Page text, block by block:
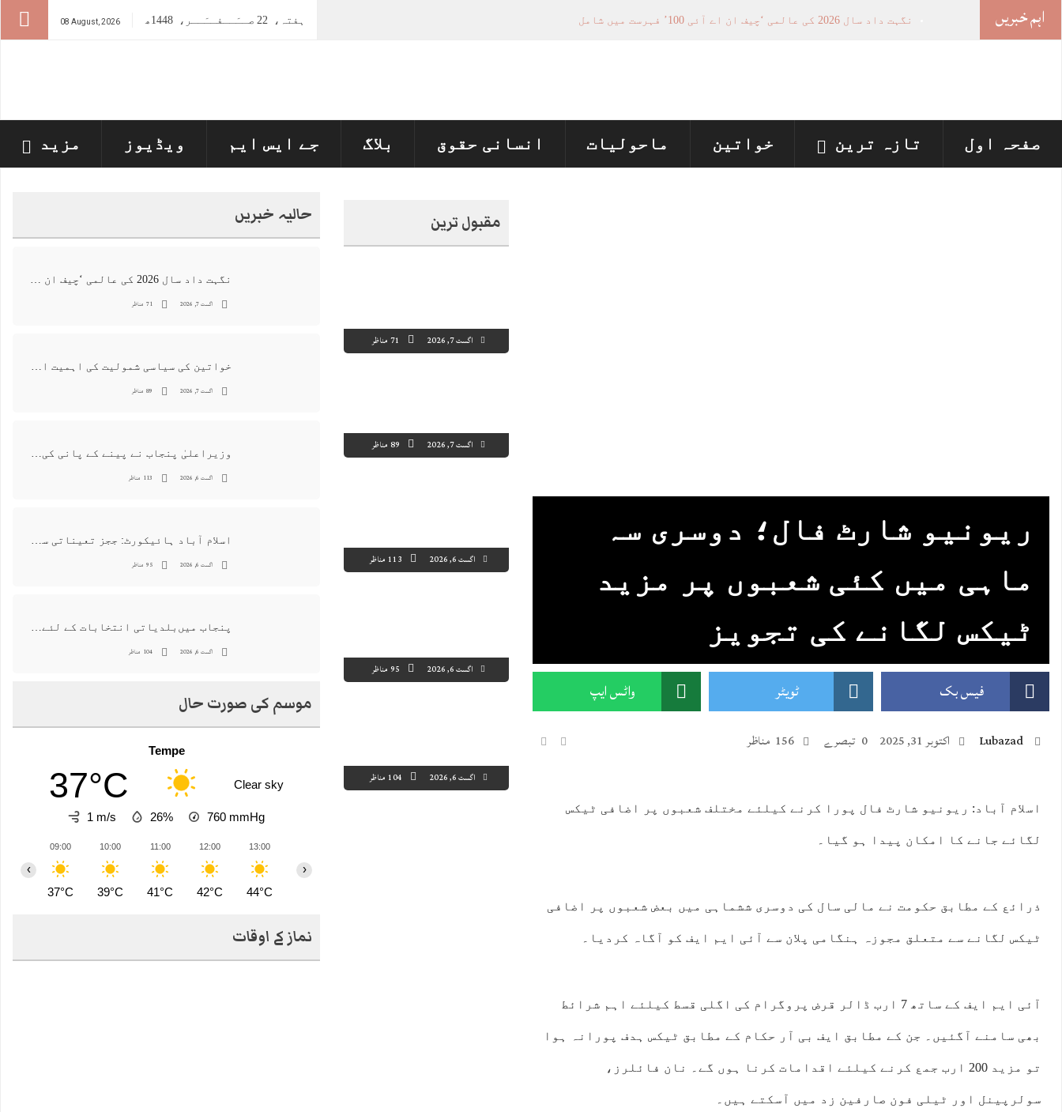
08 August, 2026 ہفتہ، 22 صــَــفــَــر، 1448ھ اہم خبریں نگہت داد سال 2026 کی عالمی ‘چیف ان اے آئی 100’ فہرست میں شامل
پنجاب میں‌بلدیاتی انتخابات کے لئے 12 ارب روپے سے زائد مختص کرنے کی منظوری
صفحہ اول تازہ ترین خواتین ماحولیات انسانی حقوق بلاگ جے ایس ایم ویڈیوز مزید
مقبول ترین
اگست 7, 2026 71 مناظر
اگست 7, 2026 89 مناظر
اگست 6, 2026 113 مناظر
اگست 6, 2026 95 مناظر
اگست 6, 2026 104 مناظر
ریونیو شارٹ فال؛ دوسری سہ
ماہی میں کئی شعبوں پر مزید
ٹیکس لگانے کی تجویز
فیس بک ٹویٹر واٹس ایپ
Lubazad اکتوبر 31, 2025 0 تبصرے 156 مناظر
اسلام آباد: ریونیو شارٹ فال پورا کرنے کیلئے مختلف شعبوں پر اضافی ٹیکس
لگائے جانے کا امکان پیدا ہو گیا۔
ذرائع کے مطابق حکومت نے مالی سال کی دوسری ششماہی میں بعض شعبوں پر اضافی
ٹیکس لگانے سے متعلق مجوزہ ہنگامی پلان سے آئی ایم ایف کو آگاہ کردیا۔
آئی ایم ایف کے ساتھ 7 ارب ڈالر قرض پروگرام کی اگلی قسط کیلئے اہم شرائط
بھی سامنے آگئیں۔ جن کے مطابق ایف بی آر حکام کے مطابق ٹیکس ہدف پورانہ ہوا
تو مزید 200 ارب جمع کرنے کیلئے اقدامات کرنا ہوں گے۔ نان فائلرز،
سولرپینل اور ٹیلی فون صارفین زد میں آسکتے ہیں۔
حالیہ خبریں
نگہت داد سال 2026 کی عالمی ‘چیف ان اے آئی 100’ فہرست میں شامل
اگست 7, 2026 71 مناظر
خواتین کی سیاسی شمولیت کی اہمیت اور فیصلہ سازی کے عمل میں فعال کردار
اگست 7, 2026 89 مناظر
وزیراعلیٰ پنجاب نے پینے کے پانی کی بوتل پر چارجز لگانے کی تجویز مستر دکر دی
اگست 6, 2026 113 مناظر
اسلام آباد ہائیکورٹ: ججز تعیناتی سمری منظور نہیں‌ ہونے کے خٌلاف فیصلہ محفوظ
اگست 6, 2026 95 مناظر
پنجاب میں‌بلدیاتی انتخابات کے لئے 12 ارب روپے سے زائد مختص کرنے کی منظوری
اگست 6, 2026 104 مناظر
موسم کی صورت حال
Tempe
37°C Clear sky
1 m/s 26% 760 mmHg
09:00
37°C
10:00
39°C
11:00
41°C
12:00
42°C
13:00
44°C
01:00 02:00 03:00 04:00
‹ ›
نماز کے اوقات